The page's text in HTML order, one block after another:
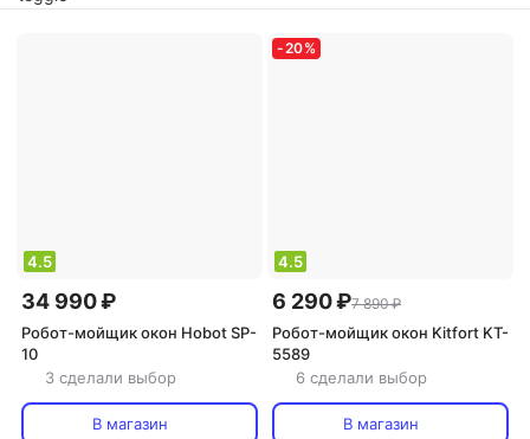
4.5
34 990 ₽
Робот-мойщик окон Hobot SP-
10
3 сделали выбор
В магазин
-20%
4.5
6 290 ₽7 890 ₽
Робот-мойщик окон Kitfort KT-
5589
6 сделали выбор
В магазин